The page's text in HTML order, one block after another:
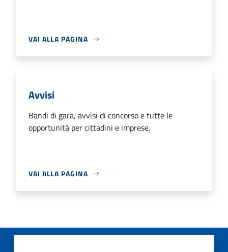
VAI ALLA PAGINA
Avvisi
Bandi di gara, avvisi di concorso e tutte le
opportunità per cittadini e imprese.
VAI ALLA PAGINA